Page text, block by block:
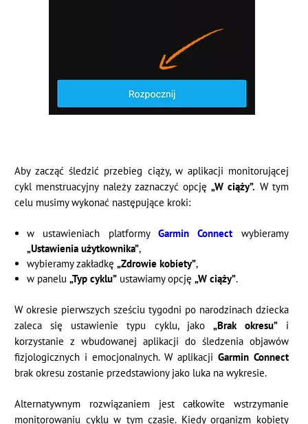
Aby zacząć śledzić przebieg ciąży, w aplikacji monitorującej
cykl menstruacyjny należy zaznaczyć opcję„W ciąży”. W tym
celu musimy wykonać następujące kroki:
w ustawieniach platformy Garmin Connect wybieramy
„Ustawienia użytkownika”,
wybieramy zakładkę „Zdrowie kobiety”,
w panelu „Typ cyklu”ustawiamy opcję „W ciąży”.
W okresie pierwszych sześciu tygodni po narodzinach dziecka
zaleca się ustawienie typu cyklu, jako „Brak okresu”i
korzystanie z wbudowanej aplikacji do śledzenia objawów
fizjologicznych i emocjonalnych. W aplikacji Garmin Connect
brak okresu zostanie przedstawiony jako luka na wykresie.
Alternatywnym rozwiązaniem jest całkowite wstrzymanie
monitorowaniu cyklu w tym czasie. Kiedy organizm kobiety